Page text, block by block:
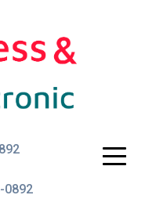
0892